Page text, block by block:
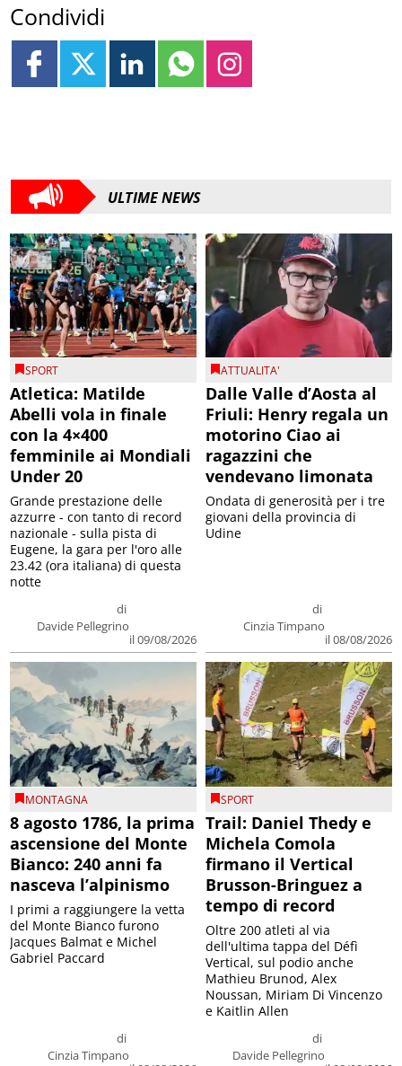
Condividi
ULTIME NEWS
SPORT
Atletica: Matilde
Abelli vola in finale
con la 4×400
femminile ai Mondiali
Under 20
di
Davide Pellegrino
il 09/08/2026
Grande prestazione delle
azzurre - con tanto di record
nazionale - sulla pista di
Eugene, la gara per l'oro alle
23.42 (ora italiana) di questa
notte
ATTUALITA'
Dalle Valle d’Aosta al
Friuli: Henry regala un
motorino Ciao ai
ragazzini che
vendevano limonata
di
Cinzia Timpano
il 08/08/2026
Ondata di generosità per i tre
giovani della provincia di
Udine
MONTAGNA
8 agosto 1786, la prima
ascensione del Monte
Bianco: 240 anni fa
nasceva l’alpinismo
di
Cinzia Timpano
I primi a raggiungere la vetta
del Monte Bianco furono
Jacques Balmat e Michel
Gabriel Paccard
SPORT
Trail: Daniel Thedy e
Michela Comola
firmano il Vertical
Brusson-Bringuez a
tempo di record
di
Davide Pellegrino
Oltre 200 atleti al via
dell'ultima tappa del Défì
Vertical, sul podio anche
Mathieu Brunod, Alex
Noussan, Miriam Di Vincenzo
e Kaitlin Allen